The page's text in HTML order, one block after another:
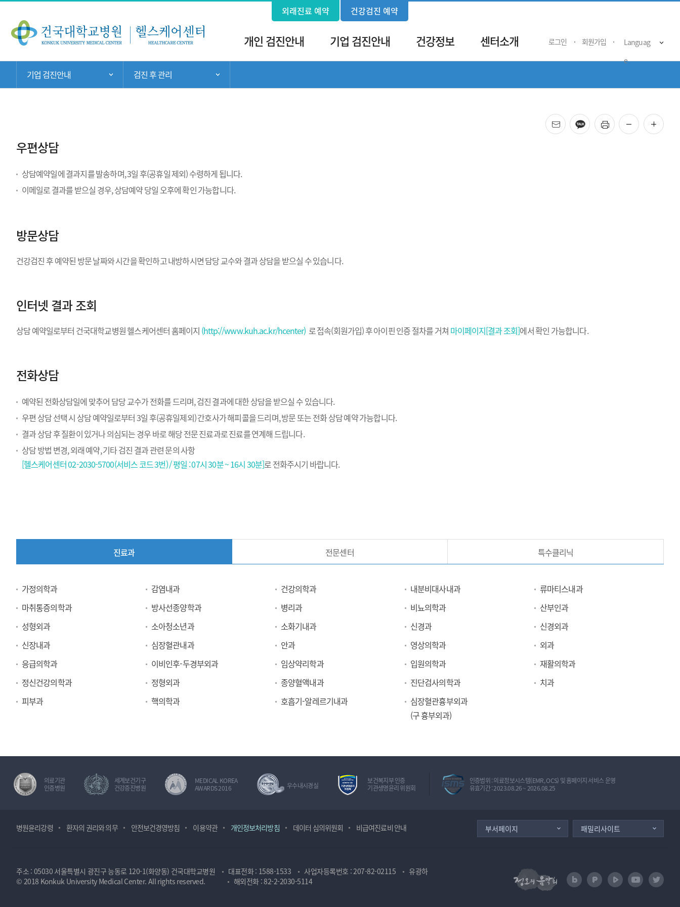
외래진료 예약 건강검진 예약
로그인 회원가입
Languag
e
주
메
개인 검진안내 기업 검진안내 건강정보 센터소개
위
기업 검진안내 주 메뉴 목록 열기
검진 후 관리
메일 카카오 프린트 화면 축소화면
우편상담
상담예약일에 결과지를 발송하며, 3일 후(공휴일 제외) 수령하게 됩니다.
이메일로 결과를 받으실 경우, 상담예약 당일 오후에 확인 가능합니다.
방문상담
건강검진 후 예약된 방문 날짜와 시간을 확인하고 내방하시면 담당 교수와 결과 상담을 받으실 수 있습니다.
인터넷 결과 조회
상담 예약일로부터 건국대학교병원 헬스케어센터 홈페이지 (http://www.kuh.ac.kr/hcenter) 로 접속(회원가입) 후 아이핀 인증 절차를 거쳐 마이페이지[결과 조회]에서 확인 가능합니다.
전화상담
예약된 전화상담일에 맞추어 담당 교수가 전화를 드리며, 검진 결과에 대한 상담을 받으실 수 있습니다.
우편 상담 선택 시 상담 예약일로부터 3일 후(공휴일제외) 간호사가 해피콜을 드리며, 방문 또는 전화 상담 예약 가능합니다.
결과 상담 후 질환이 있거나 의심되는 경우 바로 해당 전문 진료과로 진료를 연계해 드립니다.
상담 방법 변경, 외래 예약, 기타 검진 결과 관련 문의 사항
[헬스케어센터 02-2030-5700(서비스 코드 3번) / 평일 : 07시 30분 ~ 16시 30분]로 전화주시기 바랍니다.
진료과 전문센터 특수클리닉
진
과
가정의학과 감염내과 건강의학과 내분비대사내과
류마티스내과
마취통증의학과
방사선종양학과 병리과 비뇨의학과
산부인과
성형외과
소아청소년과 소화기내과 신경과
신경외과
신장내과
심장혈관내과 안과 영상의학과
외과
응급의학과
이비인후-두경부외과 임상약리학과 입원의학과
재활의학과
정신건강의학과
정형외과 종양혈액내과 진단검사의학과
치과
피부과
핵의학과 호흡기-알레르기내과
심장혈관흉부외과
(구 흉부외과)
의료기관
인증병원
세계보건기구
건강증진병원
MEDICAL KOREA
AWARDS 2016
우수내시경실
보건복지부 인증
기관생명윤리 위원회
정
보
인증범위 : 의료정보시스템(EMR, OCS) 및 홈페이지 서비스 운영
유효기간 : 2023.08.26 ~ 2026.08.25
병원윤리강령 환자의 권리와 의무 안전보건경영방침 이용약관 개인정보처리방침 데이터 심의위원회 비급여진료비 안내 부서페이지 패밀리사이트
주소 : 05030 서울특별시 광진구 능동로 120-1(화양동) 건국대학교병원 대표전화 : 1588-1533 사업자등록번호 : 207-82-02115
유광하
© 2018 Konkuk University Medical Center. All rights reserved.
해외전화 : 82-2-2030-5114
정오의 음악회
naver blognaver postnaver TVU tube